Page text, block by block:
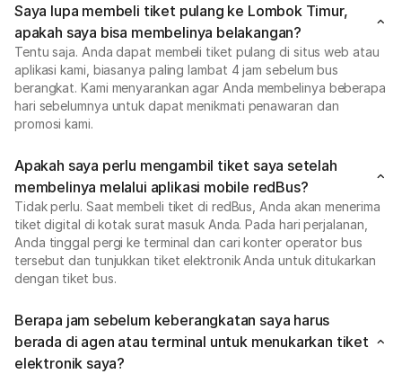
Saya lupa membeli tiket pulang ke Lombok Timur,
apakah saya bisa membelinya belakangan?
Tentu saja. Anda dapat membeli tiket pulang di situs web atau
aplikasi kami, biasanya paling lambat 4 jam sebelum bus
berangkat. Kami menyarankan agar Anda membelinya beberapa
hari sebelumnya untuk dapat menikmati penawaran dan
promosi kami.
Apakah saya perlu mengambil tiket saya setelah
membelinya melalui aplikasi mobile redBus?
Tidak perlu. Saat membeli tiket di redBus, Anda akan menerima
tiket digital di kotak surat masuk Anda. Pada hari perjalanan,
Anda tinggal pergi ke terminal dan cari konter operator bus
tersebut dan tunjukkan tiket elektronik Anda untuk ditukarkan
dengan tiket bus.
Berapa jam sebelum keberangkatan saya harus
berada di agen atau terminal untuk menukarkan tiket
elektronik saya?